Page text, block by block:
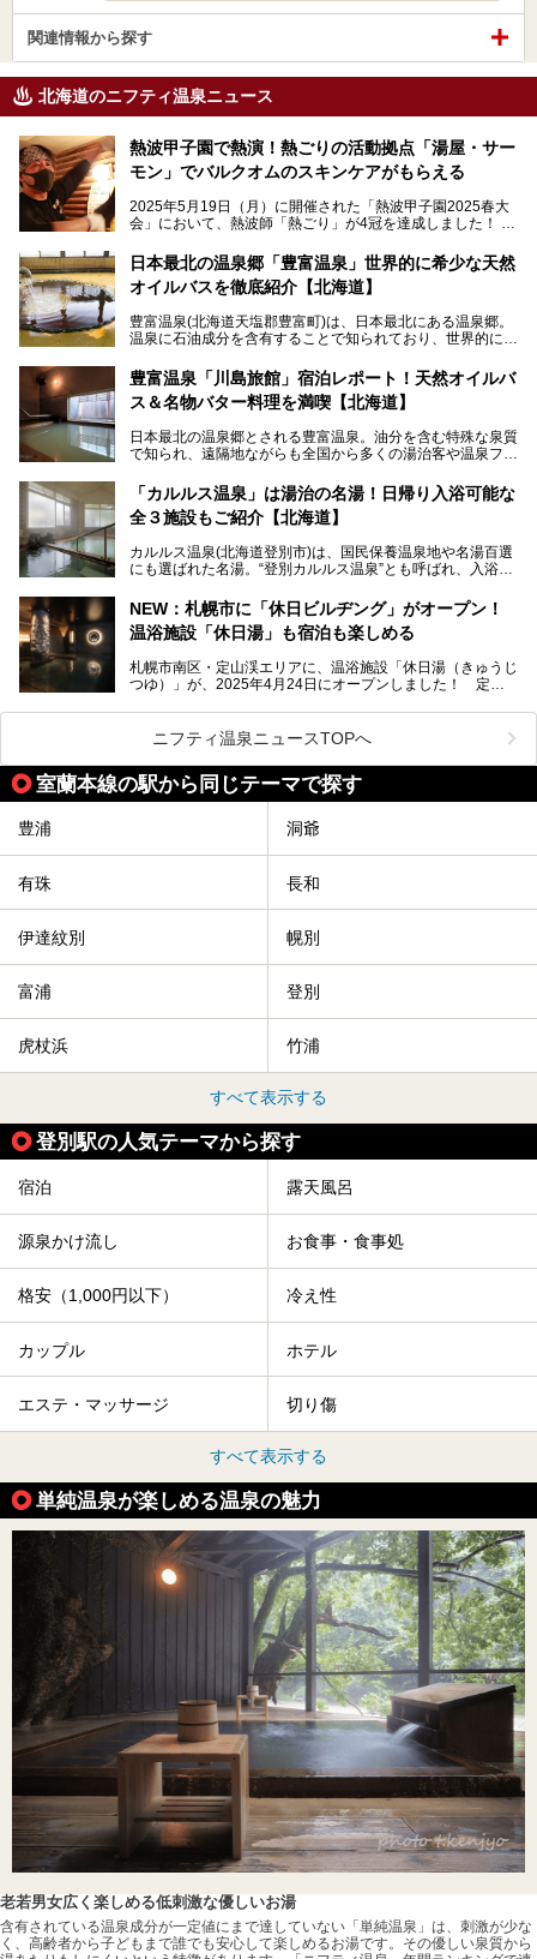
関連情報から探す
北海道のニフティ温泉ニュース
熱波甲子園で熱演！熱ごりの活動拠点「湯屋・サー
モン」でバルクオムのスキンケアがもらえる
2025年5月19日（月）に開催された「熱波甲子園2025春大
会」において、熱波師「熱ごり」が4冠を達成しました！
動拠点である北海道の銭湯「湯屋・サーモン」にて、メンズ
スキンケアブランド バルクオムの「ONE DAY KIT」を数量
限定でプレゼントいたします。
で、ぜひお試しください。※6月13日配布開始、なくなり次
第終了
───
提供元：株式会社バルクオム【PR】
この記事は株式会社バルクオム商品のPR記事です。
日本最北の温泉郷「豊富温泉」世界的に希少な天然
オイルバスを徹底紹介【北海道】
豊富温泉(北海道天塩郡豊富町)は、日本最北にある温泉郷。
温泉に石油成分を含有することで知られており、世界的にも
に特効があると言われ、遠隔地ながらも全国から湯治・療養
目的で多くの人々が訪れます。
地体験し、独自の視点で豊富温泉の“天然オイルバス”をレポ
ート。温泉地概要や日帰り入浴施設をはじめ、宿泊施設・ア
豊富温泉「川島旅館」宿泊レポート！天然オイルバ
ス＆名物バター料理を満喫【北海道】
日本最北の温泉郷とされる豊富温泉。油分を含む特殊な泉質
で知られ、遠隔地ながらも全国から多くの湯治客や温泉ファ
「川島旅館」は、豊富温泉の開湯当初から営業する老舗旅
館。とりわけ温泉の良さと名物のバター料理に定評があり、
の温泉や料理をはじめ、パブリックスペース・客室など宿の
全貌を徹底的にご紹介します！
「カルルス温泉」は湯治の名湯！日帰り入浴可能な
全３施設もご紹介【北海道】
カルルス温泉(北海道登別市)は、国民保養温泉地や名湯百選
にも選ばれた名湯。“登別カルルス温泉”とも呼ばれ、入浴剤
豊かな登別温泉とは対照的な存在で、今も湯治場的な要素が
残る閑静な温泉地です。
地体験し、カルルス温泉をご紹介。温泉地の概要や泉質解説
をはじめ、日帰り入浴可能な全３施設の紹介・周辺観光・ア
NEW：札幌市に「休日ビルヂング」がオープン！
温浴施設「休日湯」も宿泊も楽しめる
札幌市南区・定山渓エリアに、温浴施設「休日湯（きゅうじ
つゆ）」が、2025年4月24日にオープンしました！ 定山
この施設は、温泉・サウナの「休日湯」・ラウンジの「THE
LOUNGE DAYOF」・グルメ「休日洋麺店」・ホテル「エク
スクラメーションホテル」で構成された、まさに大人の癒し
空間。
今回は、そんな「休日ビルヂング」の魅力を5つのポイント
ニフティ温泉ニュースTOPへ
室蘭本線の駅から同じテーマで探す
豊浦 洞爺
有珠 長和
伊達紋別 幌別
富浦 登別
虎杖浜 竹浦
すべて表示する
登別駅の人気テーマから探す
宿泊 露天風呂
源泉かけ流し お食事・食事処
格安（1,000円以下） 冷え性
カップル ホテル
エステ・マッサージ 切り傷
すべて表示する
単純温泉が楽しめる温泉の魅力
老若男女広く楽しめる低刺激な優しいお湯
含有されている温泉成分が一定値にまで達していない「単純温泉」は、刺激が少な
く、高齢者から子どもまで誰でも安心して楽しめるお湯です。その優しい泉質から